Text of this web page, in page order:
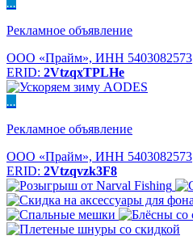
...
Рекламное объявление
ООО «Прайм», ИНН 5403082573
ERID: 2VtzqxTPLHe
...
Рекламное объявление
ООО «Прайм», ИНН 5403082573
ERID: 2Vtzqvzk3F8